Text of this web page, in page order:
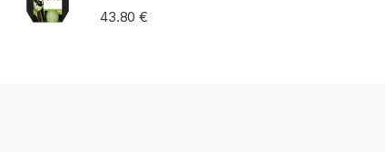
43.80€